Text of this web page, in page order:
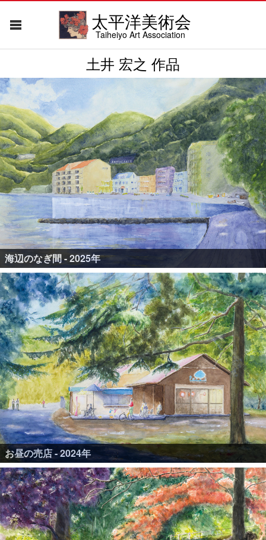
太平洋美術会
Taiheiyo Art Association
土井 宏之 作品
海辺のなぎ間 - 2025年
お昼の売店 - 2024年